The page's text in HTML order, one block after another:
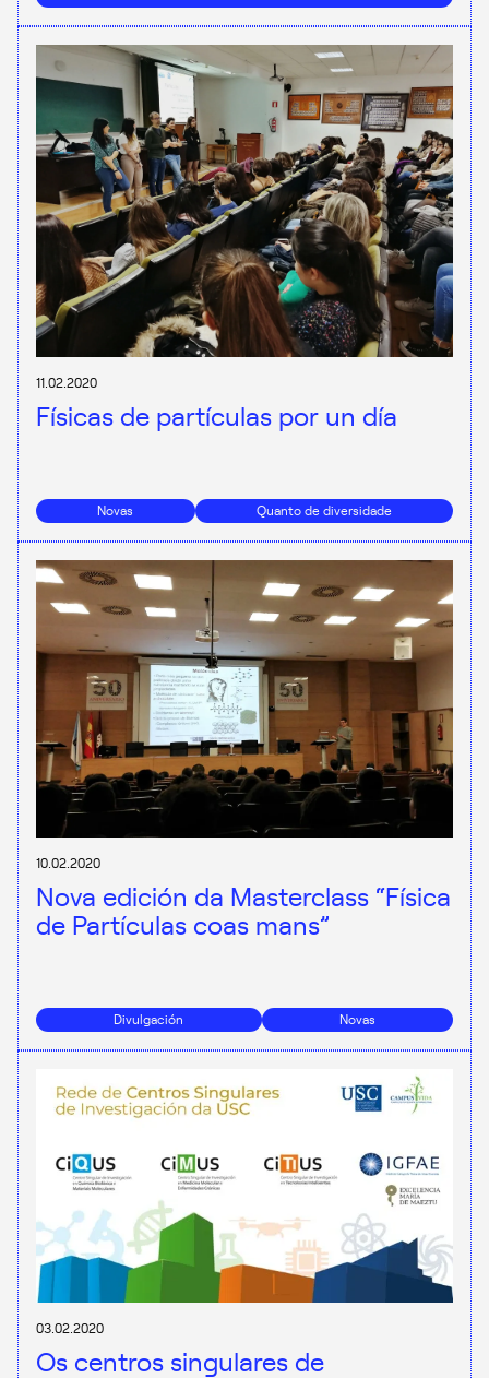
11.02.2020
Físicas de partículas por un día
Novas Quanto de diversidade
10.02.2020
Nova edición da Masterclass “Física
de Partículas coas mans”
Divulgación Novas
03.02.2020
Os centros singulares de